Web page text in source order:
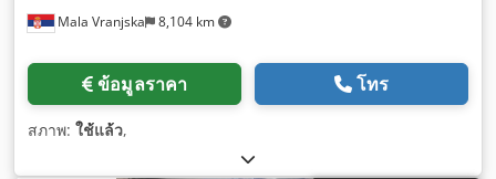
Mala Vranjska 8,104 km
ข้อมูลราคา โทร
สภาพ: ใช้แล้ว,